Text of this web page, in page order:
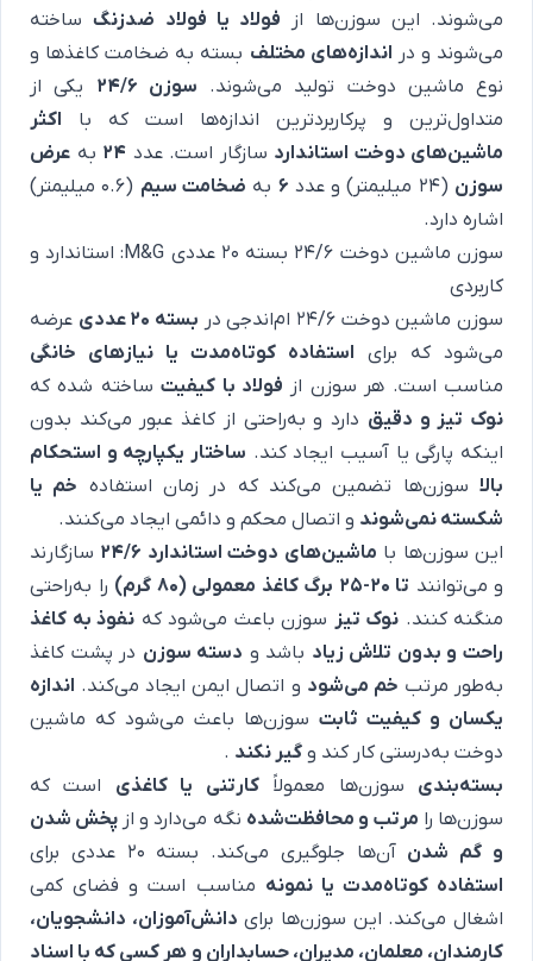
می‌شوند. این سوزن‌ها از فولاد یا فولاد ضدزنگساخته
می‌شوند و در اندازه‌های مختلف بسته به ضخامت کاغذها و
نوع ماشین دوخت تولید می‌شوند. سوزن 24/6
یکی از
متداول‌ترین و پرکاربردترین اندازه‌ها است که با اکثر
ماشین‌های دوخت استاندارد سازگار است. عدد 24 به عرض
سوزن (24 میلیمتر) و عدد 6 به ضخامت سیم
(0.6 میلیمتر)
اشاره دارد.
سوزن ماشین دوخت 24/6 بسته 20 عددی M&G: استاندارد و
کاربردی
سوزن ماشین دوخت 24/6 ام‌اندجی در
بسته 20 عددی
عرضه
می‌شود که برای استفاده کوتاه‌مدت یا نیازهای خانگی
مناسب است. هر سوزن از فولاد با کیفیتساخته شده که
نوک تیز و دقیق دارد و به‌راحتی از کاغذ عبور می‌کند بدون
اینکه پارگی یا آسیب ایجاد کند. ساختار یکپارچه و استحکام
بالاسوزن‌ها تضمین می‌کند که در زمان استفاده خم یا
شکسته نمی‌شوند و اتصال محکم و دائمی ایجاد می‌کنند.
این سوزن‌ها با ماشین‌های دوخت استاندارد 24/6
سازگارند
و می‌توانند تا 20-25 برگ کاغذ معمولی (80 گرم)
را به‌راحتی
منگنه کنند. نوک تیز سوزن باعث می‌شود که نفوذ به کاغذ
راحت و بدون تلاش زیاد باشد و دسته سوزن در پشت کاغذ
به‌طور مرتب خم می‌شود و اتصال ایمن ایجاد می‌کند. اندازه
یکسان و کیفیت ثابت سوزن‌ها باعث می‌شود که ماشین
دوخت به‌درستی کار کند و گیر نکند .
بسته‌بندی سوزن‌ها معمولاًکارتنی یا کاغذی است که
سوزن‌ها را مرتب و محافظت‌شده نگه می‌دارد و از پخش شدن
و گم شدن آن‌ها جلوگیری می‌کند. بسته 20 عددی برای
استفاده کوتاه‌مدت یا نمونه مناسب است و فضای کمی
اشغال می‌کند. این سوزن‌ها برای دانش‌آموزان، دانشجویان،
کارمندان، معلمان، مدیران، حسابداران و هر کسی که با اسناد